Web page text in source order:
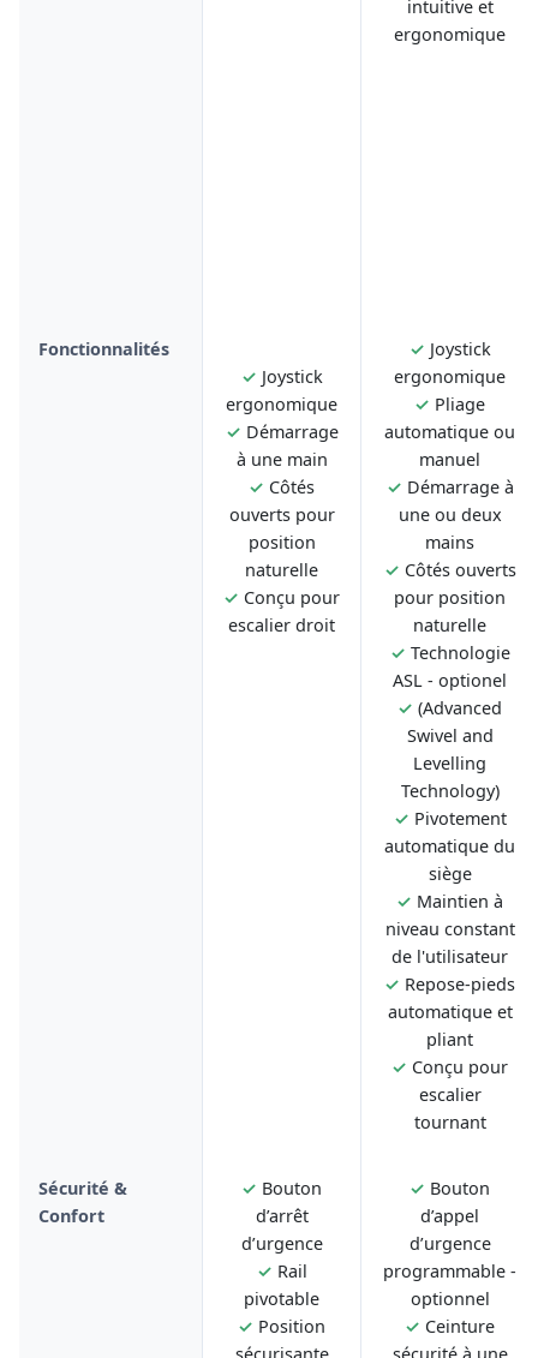
intuitive et
ergonomique
Fonctionnalités
✓ Joystick
ergonomique
✓ Démarrage
à une main
✓ Côtés
ouverts pour
position
naturelle
✓ Conçu pour
escalier droit
✓ Joystick
ergonomique
✓ Pliage
automatique ou
manuel
✓ Démarrage à
une ou deux
mains
✓ Côtés ouverts
pour position
naturelle
✓ Technologie
ASL - optionel
✓ (Advanced
Swivel and
Levelling
Technology)
✓ Pivotement
automatique du
siège
✓ Maintien à
niveau constant
de l'utilisateur
✓ Repose-pieds
automatique et
pliant
✓ Conçu pour
escalier
tournant
Sécurité &
Confort
✓ Bouton
d’arrêt
d’urgence
✓ Rail
pivotable
✓ Position
✓ Bouton
d’appel
d’urgence
programmable -
optionnel
✓ Ceinture